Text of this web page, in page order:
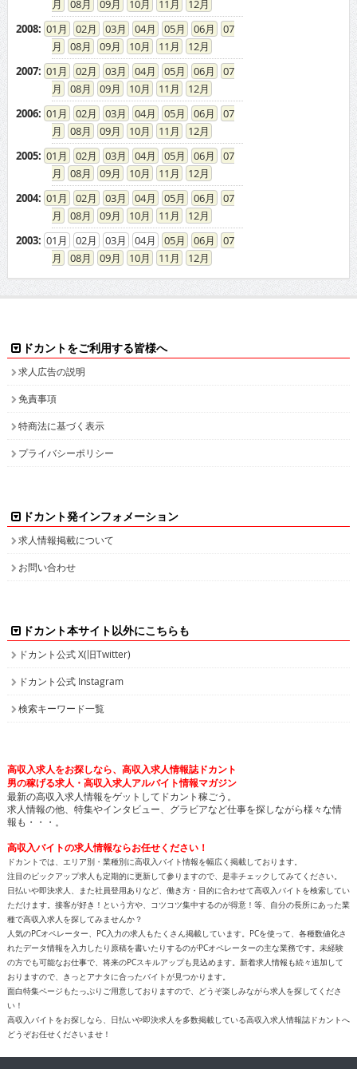
08
09 10 11
12
2008: 01 02 03 04 05 06
07
08
09 10 11
12
2007: 01 02 03 04 05 06
07
08
09 10 11
12
2006: 01 02 03 04 05 06
07
08
09 10 11
12
2005: 01 02 03 04 05 06
07
08
09 10 11
12
2004: 01 02 03 04 05 06
07
08
09 10 11
12
2003: 01 02 03 04 05 06
07
08
09 10 11 12
ドカントをご利用する皆様へ
求人広告の説明
免責事項
特商法に基づく表示
プライバシーポリシー
ドカント発インフォメーション
求人情報掲載について
お問い合わせ
ドカント本サイト以外にこちらも
ドカント公式 X(旧Twitter)
ドカント公式 Instagram
検索キーワード一覧
高収入求人をお探しなら、高収入求人情報誌ドカント
男の稼げる求人・高収入求人アルバイト情報マガジン
最新の高収入求人情報をゲットしてドカント稼ごう。
求人情報の他、特集やインタビュー、グラビアなど仕事を探しながら様々な情
報も・・・。
高収入バイトの求人情報ならお任せください！
ドカントでは、エリア別・業種別に高収入バイト情報を幅広く掲載しております。
注目のピックアップ求人も定期的に更新して参りますので、是非チェックしてみてください。
日払いや即決求人、また社員登用ありなど、働き方・目的に合わせて高収入バイトを検索してい
ただけます。接客が好き！という方や、コツコツ集中するのが得意！等、自分の長所にあった業
種で高収入求人を探してみませんか？
人気のPCオペレーター、PC入力の求人もたくさん掲載しています。PCを使って、各種数値化さ
れたデータ情報を入力したり原稿を書いたりするのがPCオペレーターの主な業務です。未経験
の方でも可能なお仕事で、将来のPCスキルアップも見込めます。新着求人情報も続々追加して
おりますので、きっとアナタに合ったバイトが見つかります。
面白特集ページもたっぷりご用意しておりますので、どうぞ楽しみながら求人を探してくださ
い！
高収入バイトをお探しなら、日払いや即決求人を多数掲載している高収入求人情報誌ドカントへ
どうぞお任せくださいませ！